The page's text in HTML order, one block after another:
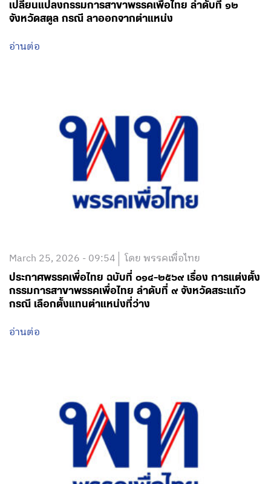
เปลี่ยนแปลงกรรมการสาขาพรรคเพื่อไทย ลำดับที่ ๑๒
จังหวัดสตูล กรณี ลาออกจากตำแหน่ง
อ่านต่อ
March 25, 2026 - 09:54 โดย พรรคเพื่อไทย
ประกาศพรรคเพื่อไทย ฉบับที่ ๐๑๔-๒๕๖๙ เรื่อง การแต่งตั้ง
กรรมการสาขาพรรคเพื่อไทย ลำดับที่ ๙ จังหวัดสระแก้ว
กรณี เลือกตั้งแทนตำแหน่งที่ว่าง
อ่านต่อ